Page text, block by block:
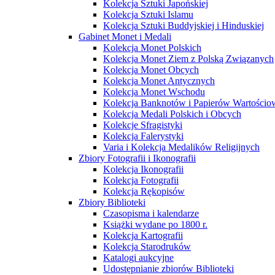
Kolekcja Sztuki Japońskiej
Kolekcja Sztuki Islamu
Kolekcja Sztuki Buddyjskiej i Hinduskiej
Gabinet Monet i Medali
Kolekcja Monet Polskich
Kolekcja Monet Ziem z Polską Związanych
Kolekcja Monet Obcych
Kolekcja Monet Antycznych
Kolekcja Monet Wschodu
Kolekcja Banknotów i Papierów
Kolekcja Medali Polskich i Obcych
Kolekcje Sfragistyki
Kolekcja Falerystyki
Varia i Kolekcja Medalików Religijnych
Zbiory Fotografii i Ikonografii
Kolekcja Ikonografii
Kolekcja Fotografii
Kolekcja Rękopisów
Zbiory Biblioteki
Czasopisma i kalendarze
Książki wydane po 1800 r.
Kolekcja Kartografii
Kolekcja Starodruków
Katalogi aukcyjne
Udostępnianie zbiorów Biblioteki